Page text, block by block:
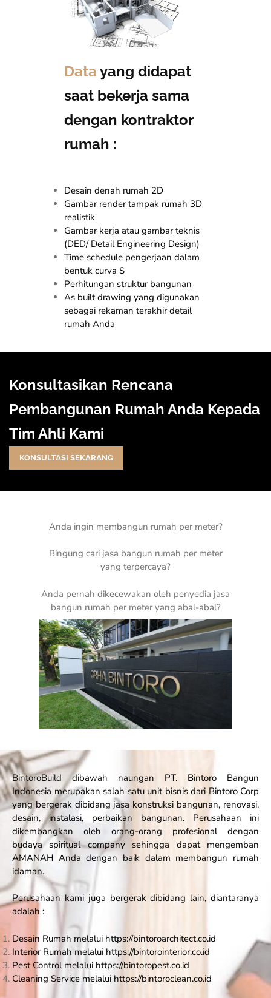
Data yang didapat
saat bekerja sama
dengan kontraktor
rumah :
Desain denah rumah 2D
Gambar render tampak rumah 3D
realistik
Gambar kerja atau gambar teknis
(DED/ Detail Engineering Design)
Time schedule pengerjaan dalam
bentuk curva S
Perhitungan struktur bangunan
As built drawing yang digunakan
sebagai rekaman terakhir detail
rumah Anda
Konsultasikan Rencana
Pembangunan Rumah Anda Kepada
Tim Ahli Kami
KONSULTASI SEKARANG
Anda ingin membangun rumah per meter?
Bingung cari jasa bangun rumah per meter
yang terpercaya?
Anda pernah dikecewakan oleh penyedia jasa
bangun rumah per meter yang abal-abal?
BintoroBuild dibawah naungan PT. Bintoro Bangun
Indonesia merupakan salah satu unit bisnis dari Bintoro Corp
yang bergerak dibidang jasa konstruksi bangunan, renovasi,
desain, instalasi, perbaikan bangunan. Perusahaan ini
dikembangkan oleh orang-orang profesional dengan
budaya spiritual company sehingga dapat mengemban
AMANAH Anda dengan baik dalam membangun rumah
idaman.
Perusahaan kami juga bergerak dibidang lain, diantaranya
adalah :
Desain Rumah melalui https://bintoroarchitect.co.id
Interior Rumah melalui https://bintorointerior.co.id
Pest Control melalui https://bintoropest.co.id
Cleaning Service melalui https://bintoroclean.co.id